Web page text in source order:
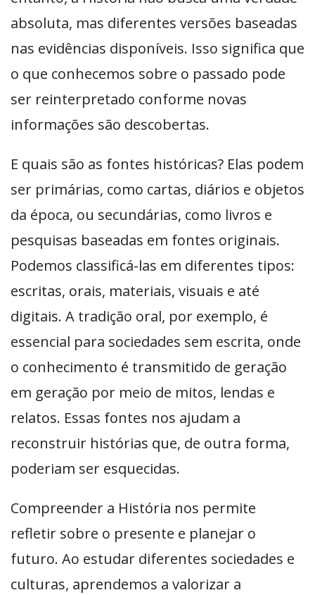
absoluta, mas diferentes versões baseadas
nas evidências disponíveis. Isso significa que
o que conhecemos sobre o passado pode
ser reinterpretado conforme novas
informações são descobertas.
E quais são as fontes históricas? Elas podem
ser primárias, como cartas, diários e objetos
da época, ou secundárias, como livros e
pesquisas baseadas em fontes originais.
Podemos classificá-las em diferentes tipos:
escritas, orais, materiais, visuais e até
digitais. A tradição oral, por exemplo, é
essencial para sociedades sem escrita, onde
o conhecimento é transmitido de geração
em geração por meio de mitos, lendas e
relatos. Essas fontes nos ajudam a
reconstruir histórias que, de outra forma,
poderiam ser esquecidas.
Compreender a História nos permite
refletir sobre o presente e planejar o
futuro. Ao estudar diferentes sociedades e
culturas, aprendemos a valorizar a